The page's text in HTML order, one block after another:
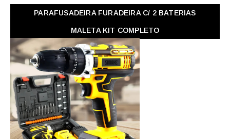
PARAFUSADEIRA FURADEIRA C/ 2 BATERIAS
MALETA KIT COMPLETO